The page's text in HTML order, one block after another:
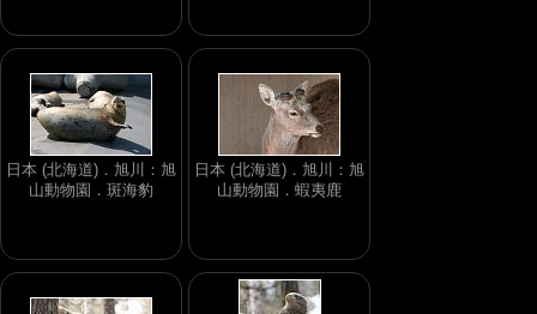
日本 (北海道)．旭川：旭
山動物園．斑海豹
日本 (北海道)．旭川：旭
山動物園．蝦夷鹿